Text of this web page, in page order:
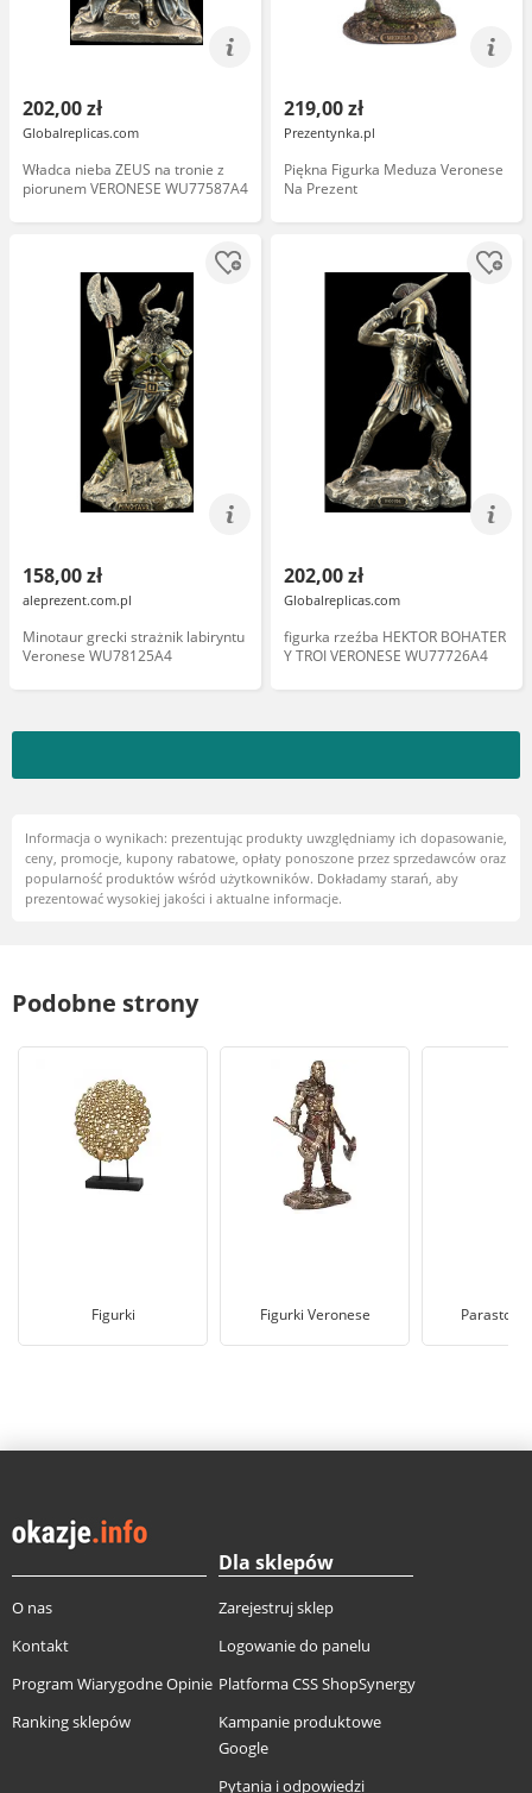
202,00 zł
Globalreplicas.com
Władca nieba ZEUS na tronie z
piorunem VERONESE WU77587A4
219,00 zł
Prezentynka.pl
Piękna Figurka Meduza Veronese
Na Prezent
158,00 zł
aleprezent.com.pl
Minotaur grecki strażnik labiryntu
Veronese WU78125A4
202,00 zł
Globalreplicas.com
figurka rzeźba HEKTOR BOHATER
Y TROI VERONESE WU77726A4
Informacja o wynikach: prezentując produkty uwzględniamy ich dopasowanie,
ceny, promocje, kupony rabatowe, opłaty ponoszone przez sprzedawców oraz
popularność produktów wśród użytkowników. Dokładamy starań, aby
prezentować wysokiej jakości i aktualne informacje.
Podobne strony
Figurki Figurki Veronese
O nas
Kontakt
Program Wiarygodne Opinie
Ranking sklepów
Dla sklepów
Zarejestruj sklep
Logowanie do panelu
Platforma CSS ShopSynergy
Kampanie produktowe
Google
Pytania i odpowiedzi